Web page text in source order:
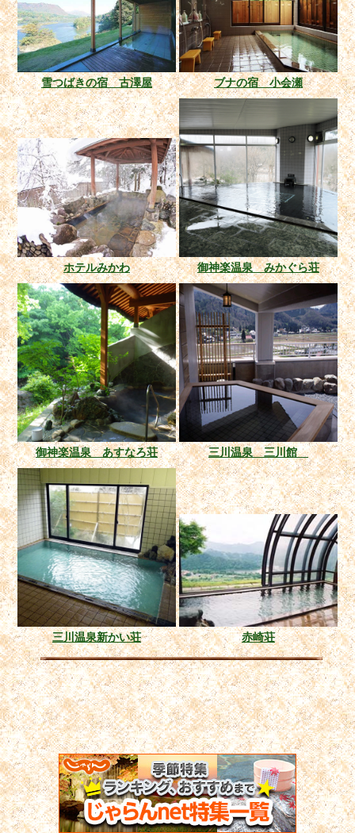
雪つばきの宿 古澤屋 ブナの宿 小会瀬
ホテルみかわ 御神楽温泉 みかぐら荘
御神楽温泉 あすなろ荘 三川温泉 三川館
三川温泉新かい荘 赤崎荘